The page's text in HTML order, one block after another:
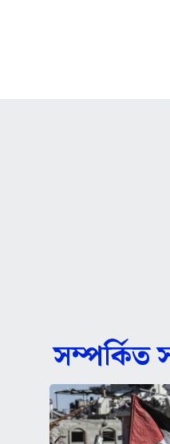
সম্পর্কিত